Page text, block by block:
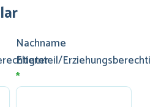
Nachname
Elternteil/
*